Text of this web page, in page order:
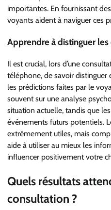
importantes. En fournissant
voyants aident à naviguer ces
Apprendre à distinguer
Il est crucial, lors d’une
téléphone, de savoir distinguer
les prédictions faites par le
souvent sur une analyse
situation actuelle, tandis que
événements futurs potentiels.
extrêmement utiles, mais
aide à utiliser au mieux les
influencer positivement votre
Quels résultats
consultation ?